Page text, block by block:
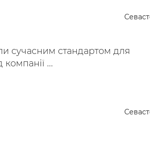
сучасним стандартом для
...